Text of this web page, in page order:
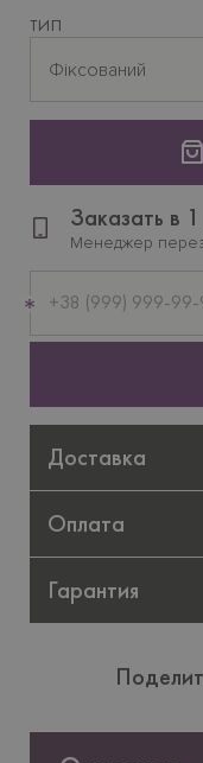
ТИП
Фіксований
Заказать в
Менеджер
телефон
Доставка
Оплата
Гарантия